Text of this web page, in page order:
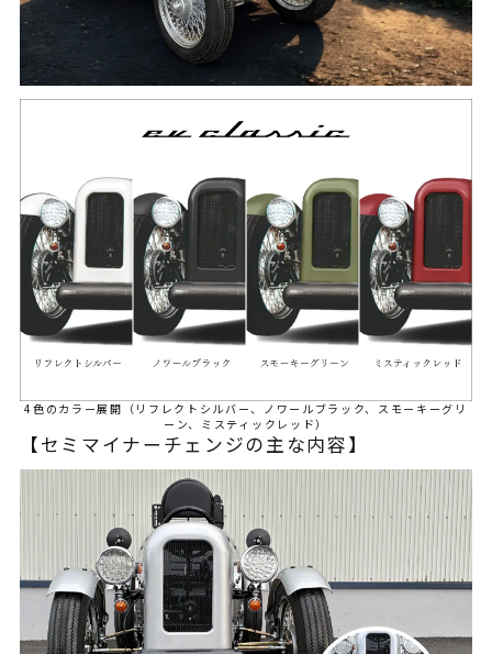
4色のカラー展開（リフレクトシルバー、ノワールブラック、スモーキーグリ
ーン、ミスティックレッド）
【セミマイナーチェンジの主な内容】